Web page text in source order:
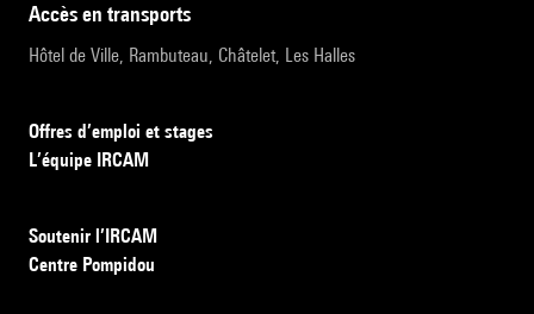
accès en transports
Hôtel de Ville, Rambuteau, Châtelet, Les Halles
Offres d’emploi et stages
L’équipe IRCAM
Soutenir l’IRCAM
Centre Pompidou